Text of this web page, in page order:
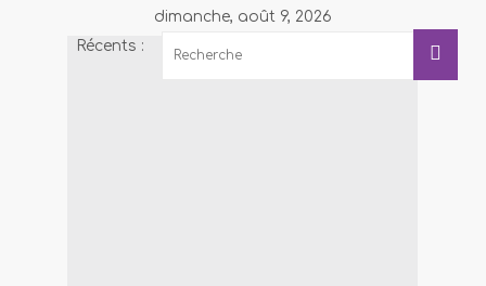
dimanche, août 9, 2026
Récents :